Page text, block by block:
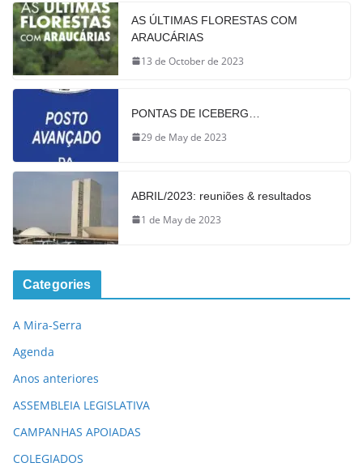
AS ÚLTIMAS FLORESTAS COM
ARAUCÁRIAS
13 de October de 2023
PONTAS DE ICEBERG…
29 de May de 2023
ABRIL/2023: reuniões & resultados
1 de May de 2023
Categories
A Mira-Serra
Agenda
Anos anteriores
ASSEMBLEIA LEGISLATIVA
CAMPANHAS APOIADAS
COLEGIADOS